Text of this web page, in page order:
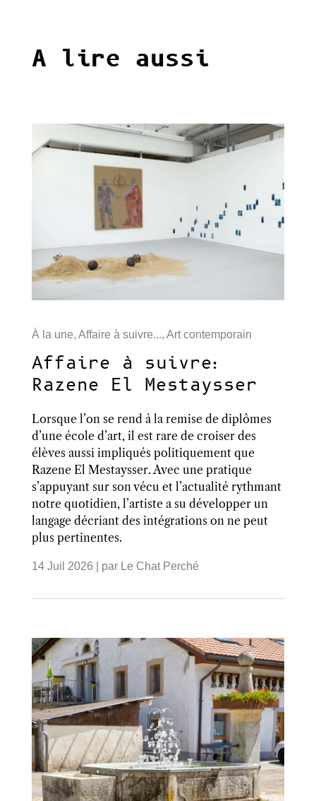
A lire aussi
À la une, Affaire à suivre..., Art contemporain
Affaire à suivre:
Razene El Mestaysser
Lorsque l’on se rend à la remise de diplômes
d’une école d’art, il est rare de croiser des
élèves aussi impliqués politiquement que
Razene El Mestaysser. Avec une pratique
s’appuyant sur son vécu et l’actualité rythmant
notre quotidien, l’artiste a su développer un
langage décriant des intégrations on ne peut
plus pertinentes.
14 Juil 2026 | par Le Chat Perché